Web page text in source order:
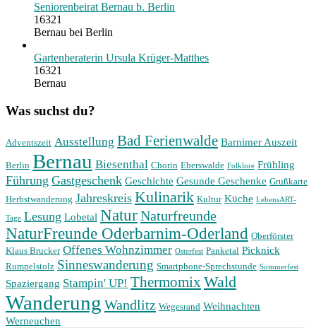
Seniorenbeirat Bernau b. Berlin
16321
Bernau bei Berlin
Gartenberaterin Ursula Krüger-Matthes
16321
Bernau
Was suchst du?
Adventszeit Ausstellung Bad Ferienwalde Barnimer Auszeit
Berlin Bernau Biesenthal Chorin Eberswalde Folklore Frühling
Führung Gastgeschenk Geschichte Gesunde Geschenke Grußkarte
Herbstwanderung Jahreskreis Kulinarik Kultur Küche LebensART-
Tage Lesung Lobetal NaturNaturfreunde
NaturFreunde Oderbarnim-Oderland Oberförster
Klaus Brucker Offenes Wohnzimmer Osterfest Panketal Picknick
Rumpelstolz Sinneswanderung Smartphone-Sprechstunde Sommerfest
Spaziergang Stampin' UP! Thermomix Wald
Wanderung Wandlitz Wegesrand Weihnachten
Werneuchen